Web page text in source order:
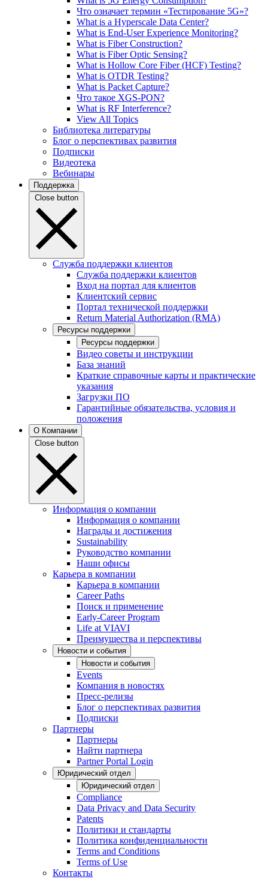
Что означает термин «Тестирование 5G»?
What is a Hyperscale Data Center?
What is End-User Experience Monitoring?
What is Fiber Construction?
What is Fiber Optic Sensing?
What is Hollow Core Fiber (HCF) Testing?
What is OTDR Testing?
What is Packet Capture?
Что такое XGS-PON?
What is RF Interference?
View All Topics
Библиотека литературы
Блог о перспективах развития
Подписки
Видеотека
Вебинары
Поддержка
Close button
Служба поддержки клиентов
Служба поддержки клиентов
Вход на портал для клиентов
Клиентский сервис
Портал технической поддержки
Return Material Authorization (RMA)
Ресурсы поддержки
Ресурсы поддержки
Видео советы и инструкции
База знаний
Краткие справочные карты и практические
указания
Загрузки ПО
Гарантийные обязательства, условия и
положения
О Компании
Close button
Информация о компании
Информация о компании
Награды и достижения
Sustainability
Руководство компании
Наши офисы
Карьера в компании
Карьера в компании
Career Paths
Поиск и применение
Early-Career Program
Life at VIAVI
Преимущества и перспективы
Новости и события
Новости и события
Events
Компания в новостях
Пресс-релизы
Блог о перспективах развития
Подписки
Партнеры
Партнеры
Найти партнера
Partner Portal Login
Юридический отдел
Юридический отдел
Compliance
Data Privacy and Data Security
Patents
Политики и стандарты
Политика конфиденциальности
Terms and Conditions
Terms of Use
Контакты